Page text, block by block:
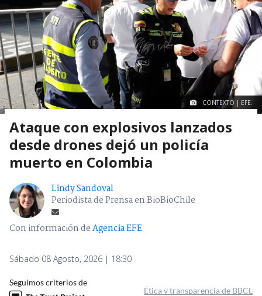
CONTEXTO | EFE.
Ataque con explosivos lanzados
desde drones dejó un policía
muerto en Colombia
Lindy Sandoval
Periodista de Prensa en BioBioChile
Con información deAgencia EFE
Sábado 08 Agosto, 2026 | 18:30
Seguimos criterios de
Ética y transparencia de BBCL